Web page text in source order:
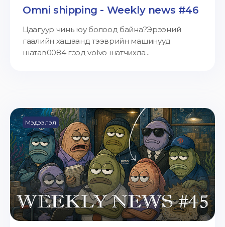
Omni shipping - Weekly news #46
Цаагуур чинь юу болоод байна?Эрээний
гаалийн хашаанд тээврийн машинууд
шатав0084 гээд volvo шатчихла...
Мэдээлэл